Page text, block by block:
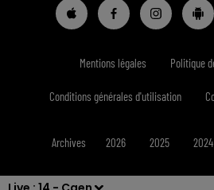
Mentions légales Politique
Conditions générales d'utilisation
Archives 2026 2025 2024